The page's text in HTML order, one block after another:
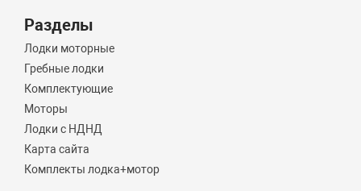
Разделы
Лодки моторные
Гребные лодки
Комплектующие
Моторы
Лодки с НДНД
Карта сайта
Комплекты лодка+мотор